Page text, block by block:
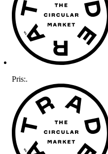
Pris:.